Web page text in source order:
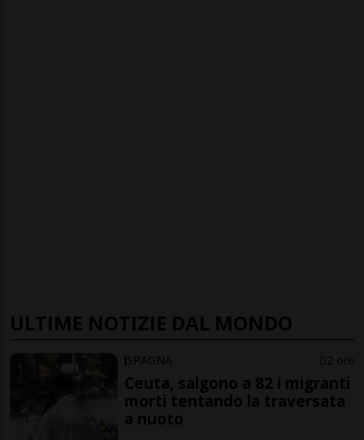
ULTIME NOTIZIE DAL MONDO
SPAGNA 2 ore
Ceuta, salgono a 82 i migranti
morti tentando la traversata
a nuoto